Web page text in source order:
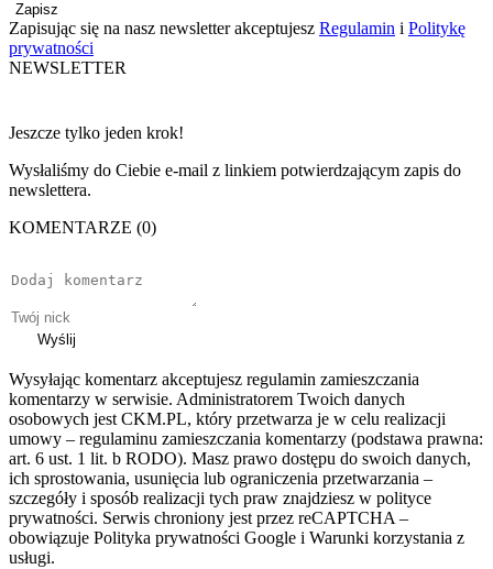
Zapisz
Zapisując się na nasz newsletter akceptujesz Regulamin i Politykę
prywatności
NEWSLETTER
Jeszcze tylko jeden krok!
Wysłaliśmy do Ciebie e-mail z linkiem potwierdzającym zapis do
newslettera.
KOMENTARZE (0)
Wyślij
Wysyłając komentarz akceptujesz regulamin zamieszczania
komentarzy w serwisie. Administratorem Twoich danych
osobowych jest CKM.PL, który przetwarza je w celu realizacji
umowy – regulaminu zamieszczania komentarzy (podstawa prawna:
art. 6 ust. 1 lit. b RODO). Masz prawo dostępu do swoich danych,
ich sprostowania, usunięcia lub ograniczenia przetwarzania –
szczegóły i sposób realizacji tych praw znajdziesz w polityce
prywatności. Serwis chroniony jest przez reCAPTCHA –
obowiązuje Polityka prywatności Google i Warunki korzystania z
usługi.